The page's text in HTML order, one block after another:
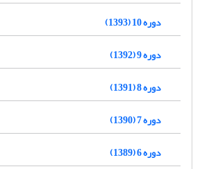
دوره 10 (1393)
دوره 9 (1392)
دوره 8 (1391)
دوره 7 (1390)
دوره 6 (1389)